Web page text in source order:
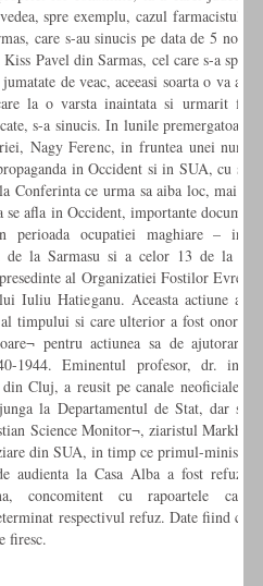
spre exemplu, cazul
care s-au sinucis pe data de 5
Pavel din Sarmas, cel care s-a
de veac, aceeasi soarta o va
la o varsta inaintata si urmarit
s-a sinucis. In lunile premergatoare
Nagy Ferenc, in fruntea unei
in Occident si in SUA, cu
Conferinta ce urma sa aiba loc, mai
afla in Occident, importante
perioada ocupatiei maghiare –
la Sarmasu si a celor 13 de la
al Organizatiei Fostilor Evrei
Iuliu Hatieganu. Aceasta actiune a
timpului si care ulterior a fost onorat
pentru actiunea sa de ajutorare
1944. Eminentul profesor, dr. in
Cluj, a reusit pe canale neoficiale
la Departamentul de Stat, dar si
Science Monitor¬, ziaristul
din SUA, in timp ce primul-ministru
audienta la Casa Alba a fost
concomitent cu rapoartele care
respectivul refuz. Date fiind
firesc.